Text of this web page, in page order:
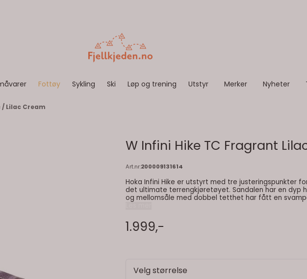
Fottøy Sykling Ski Løp og trening Utstyr Merker Nyheter
Lilac Cream
W Infini Hike TC Fragrant
Art.nr:200009131614
Hoka Infini Hike er utstyrt med tre justeringspunkter
det ultimate terrengkjøretøyet. Sandalen har en
og mellomsåle med dobbel tetthet har fått en
er designet for å kunne såles på nytt av en offisiell Vibram®-
lilac / lilac cream Egenskaper: demping tilsvarene Hoka joggesko hurtigtørkende for
1.999,-
Velg størrelse